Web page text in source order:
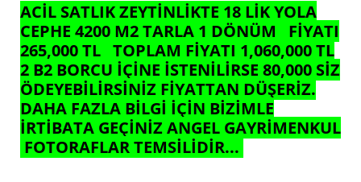
ACİL SATLIK ZEYTİNLİKTE 18 LİK YOLA
CEPHE 4200 M2 TARLA 1 DÖNÜM FİYATI
265,000 TL TOPLAM FİYATI 1,060,000 TL
2 B2 BORCU İÇİNE İSTENİLİRSE 80,000 SİZ
ÖDEYEBİLİRSİNİZ FİYATTAN DÜŞERİZ.
DAHA FAZLA BİLGİ İÇİN BİZİMLE
İRTİBATA GEÇİNİZ ANGEL GAYRİMENKUL
FOTORAFLAR TEMSİLİDİR...